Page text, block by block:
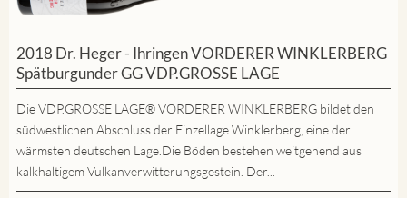
2018 Dr. Heger - Ihringen VORDERER WINKLERBERG
Spätburgunder GG VDP.GROSSE LAGE
Die VDP.GROSSE LAGE® VORDERER WINKLERBERG bildet den
südwestlichen Abschluss der Einzellage Winklerberg, eine der
wärmsten deutschen Lage.Die Böden bestehen weitgehend aus
kalkhaltigem Vulkanverwitterungsgestein. Der...